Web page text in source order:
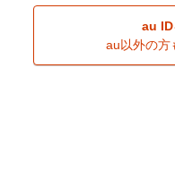
au ID
au以外の方